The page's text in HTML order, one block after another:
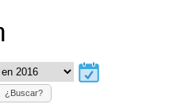
¿Buscar?